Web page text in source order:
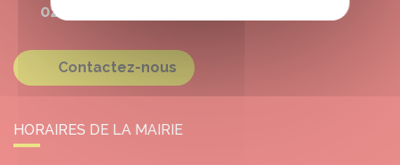
02 38 39 10 55
Contactez-nous
HORAIRES DE LA MAIRIE